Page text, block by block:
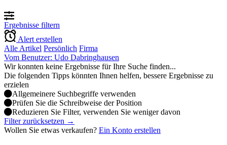
Ergebnisse filtern
Alert erstellen
Alle Artikel Persönlich Firma
Vom Benutzer: Udo Dabringhausen
Wir konnten keine Ergebnisse für Ihre Suche finden...
Die folgenden Tipps könnten Ihnen helfen, bessere Ergebnisse zu
erzielen
Allgemeinere Suchbegriffe verwenden
Prüfen Sie die Schreibweise der Position
Reduzieren Sie Filter, verwenden Sie weniger davon
Filter zurücksetzen →
Wollen Sie etwas verkaufen? Ein Konto erstellen